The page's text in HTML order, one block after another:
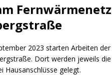
2023 starten Arbeiten
Dort werden jeweils
Hausanschlüsse gelegt.